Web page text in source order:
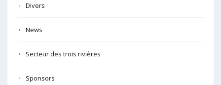
Divers
News
Secteur des trois rivières
Sponsors